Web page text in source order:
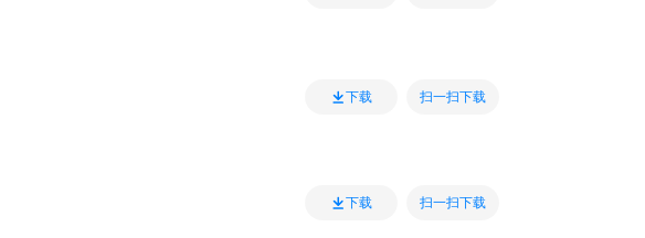
下载 扫一扫下载
下载 扫一扫下载